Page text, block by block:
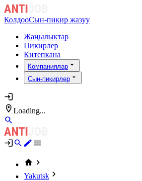
КолдооСын-пикир жазуу
Жаңылыктар
Пикирлер
Китепкана
Компаниялар
Сын-пикирлер
Loading...
Yakutsk